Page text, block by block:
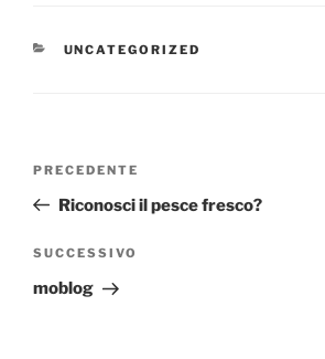
CATEGORIE
UNCATEGORIZED
Articolo
precedente:
PRECEDENTE
Riconosci il pesce fresco?
Articolo
successivo
SUCCESSIVO
moblog